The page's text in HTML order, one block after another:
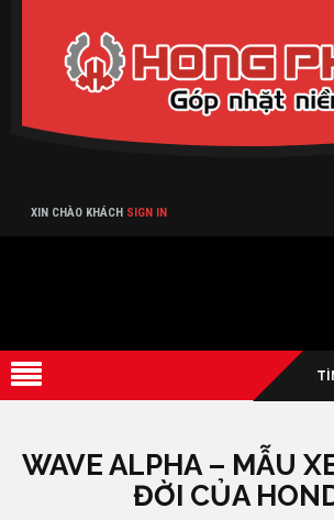
XIN CHÀO KHÁCH SIGN IN
WAVE ALPHA – MẪU XE
ĐỜI CỦA